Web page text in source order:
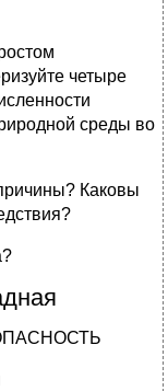
четыре
среды во
Каковы